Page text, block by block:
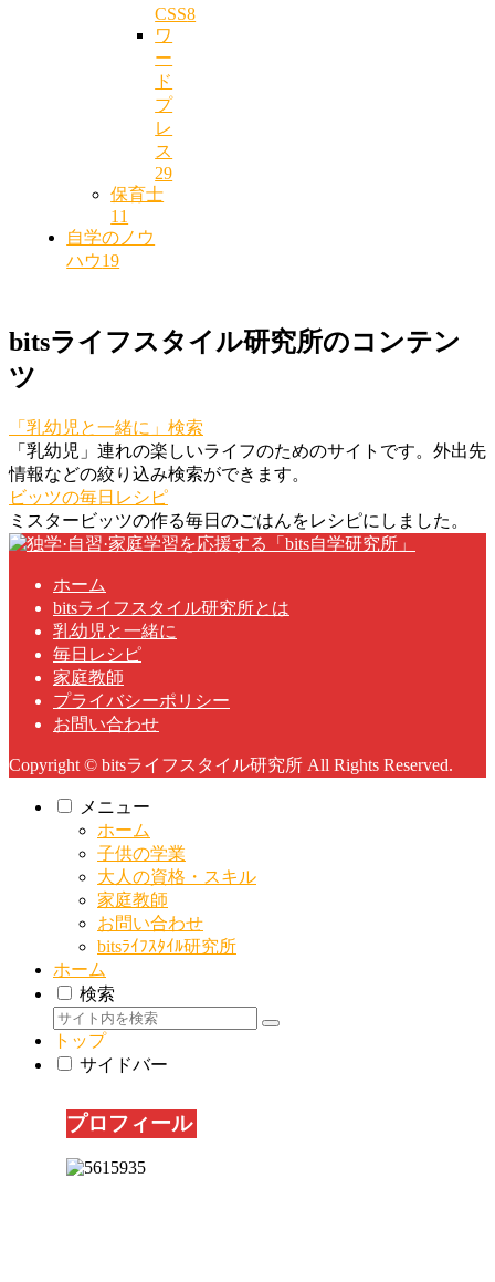
CSS8
ワ
ー
ド
プ
レ
ス
29
保育士
11
自学のノウ
ハウ19
bitsライフスタイル研究所のコンテン
ツ
「乳幼児と一緒に」検索
「乳幼児」連れの楽しいライフのためのサイトです。外出先
情報などの絞り込み検索ができます。
ビッツの毎日レシピ
ミスタービッツの作る毎日のごはんをレシピにしました。
ホーム
bitsライフスタイル研究所とは
乳幼児と一緒に
毎日レシピ
家庭教師
プライバシーポリシー
お問い合わせ
Copyright © bitsライフスタイル研究所 All Rights Reserved.
メニュー
ホーム
子供の学業
大人の資格・スキル
家庭教師
お問い合わせ
bitsﾗｲﾌｽﾀｲﾙ研究所
ホーム
検索
トップ
サイドバー
プロフィール